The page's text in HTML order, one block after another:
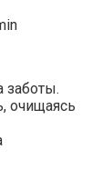
заботы.
очищаясь